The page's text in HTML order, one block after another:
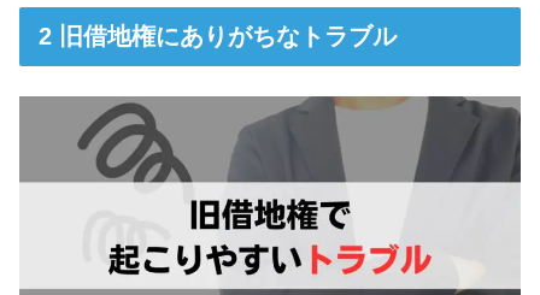
旧借地権にありがちなトラブル